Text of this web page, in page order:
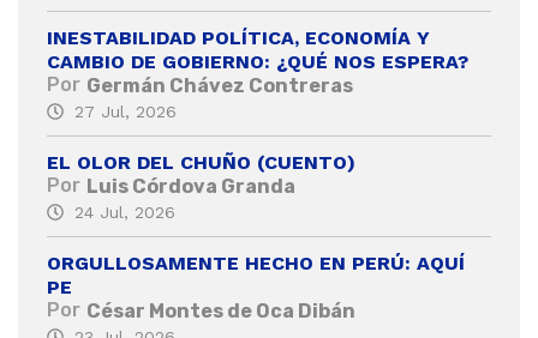
INESTABILIDAD POLÍTICA, ECONOMÍA Y
CAMBIO DE GOBIERNO: ¿QUÉ NOS ESPERA?
Por Germán Chávez Contreras
27 Jul, 2026
EL OLOR DEL CHUÑO (CUENTO)
Por Luis Córdova Granda
24 Jul, 2026
ORGULLOSAMENTE HECHO EN PERÚ: AQUÍ
PE
Por César Montes de Oca Dibán